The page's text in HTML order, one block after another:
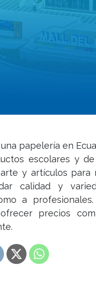
papelería en
escolares y
y artículos para
calidad y
a
precios